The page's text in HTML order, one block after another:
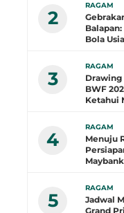
2
RAGAM
Bola
3
RAGAM
Drawing
BWF
Ketahui
4
RAGAM
Menuju
5
RAGAM
Jadwal
Grand